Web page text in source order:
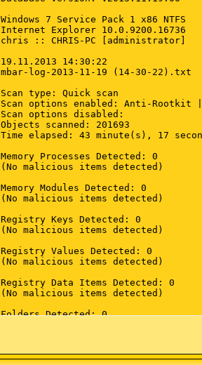
Windows 7 Service Pack 1 x86 NTFS
Internet Explorer 10.0.9200.16736
chris :: CHRIS-PC [administrator]
19.11.2013 14:30:22
mbar-log-2013-11-19 (14-30-22).txt
Scan type: Quick scan
Scan options enabled: Anti-
Scan options disabled:
Objects scanned: 201693
Time elapsed: 43 minute(s), 17
Memory Processes Detected: 0
(No malicious items detected)
Memory Modules Detected: 0
(No malicious items detected)
Registry Keys Detected: 0
(No malicious items detected)
Registry Values Detected: 0
(No malicious items detected)
Registry Data Items Detected: 0
(No malicious items detected)
Folders Detected: 0
(No malicious items detected)